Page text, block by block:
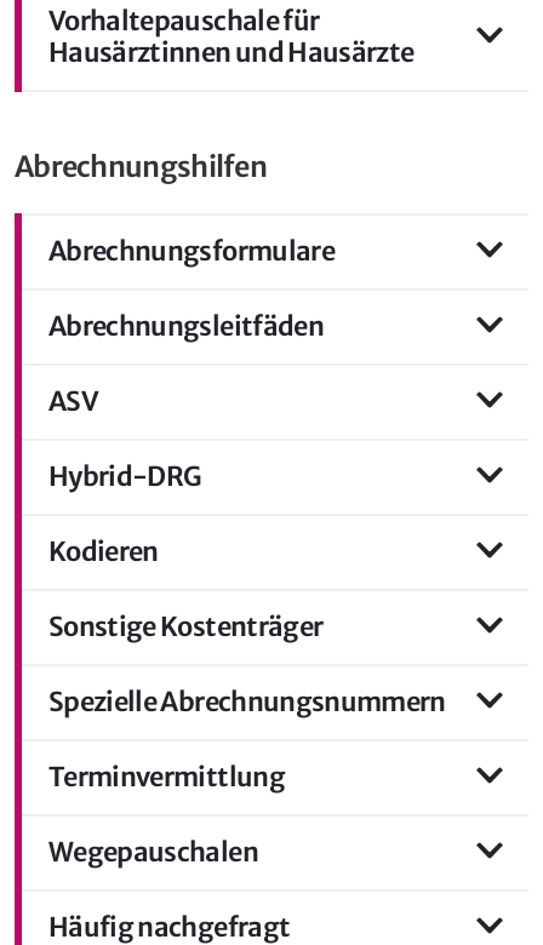
Vorhaltepauschale für
Hausärztinnen und Hausärzte
Abrechnungshilfen
Abrechnungsformulare
Abrechnungsleitfäden
ASV
Hybrid-DRG
Kodieren
Sonstige Kostenträger
Spezielle Abrechnungsnummern
Terminvermittlung
Wegepauschalen
Häufig nachgefragt